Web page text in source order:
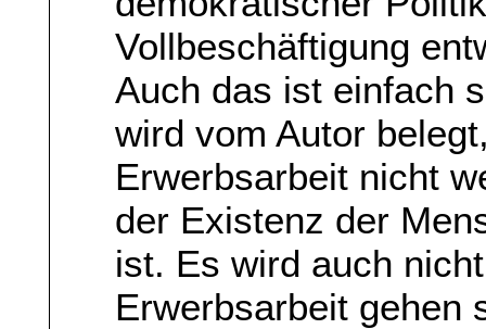
Vollbeschäftigung
Auch das ist einfach
wird vom Autor
Erwerbsarbeit nicht
der Existenz der
ist. Es wird auch
Erwerbsarbeit gehen